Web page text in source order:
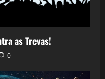
as Trevas!
0